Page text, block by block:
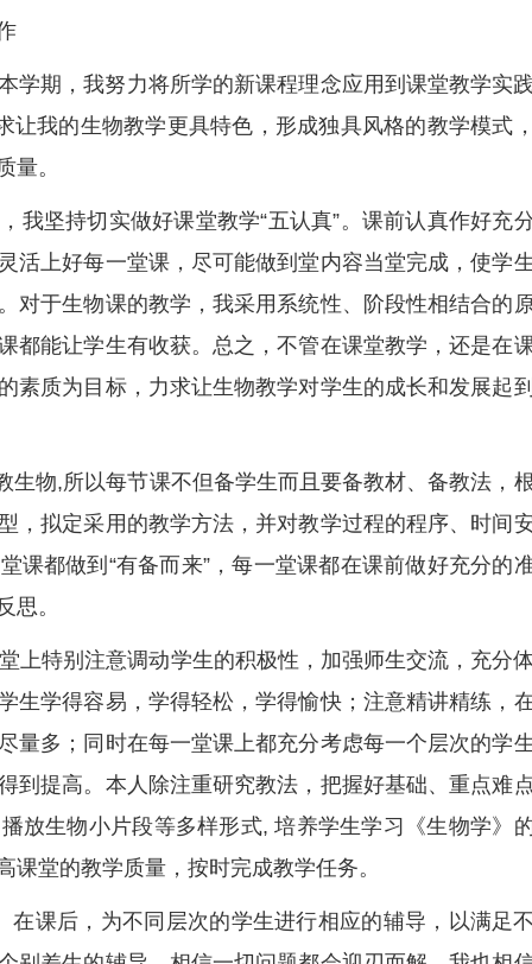
学期，我努力将所学的新课程理念应用到课堂教学实
让我的生物教学更具特色，形成独具风格的教学模式，
量。
我坚持切实做好课堂教学“五认真”。课前认真作好充
活上好每一堂课，尽可能做到堂内容当堂完成，使学生
对于生物课的教学，我采用系统性、阶段性相结合的
都能让学生有收获。总之，不管在课堂教学，还是在
素质为目标，力求让生物教学对学生的成长和发展起到
生物,所以每节课不但备学生而且要备教材、备教法，
，拟定采用的教学方法，并对教学过程的程序、时间
课都做到“有备而来”，每一堂课都在课前做好充分的
思。
上特别注意调动学生的积极性，加强师生交流，充分
生学得容易，学得轻松，学得愉快；注意精讲精练，
量多；同时在每一堂课上都充分考虑每一个层次的学生
到提高。本人除注重研究教法，把握好基础、重点难点
放生物小片段等多样形式, 培养学生学习《生物学》
堂的教学质量，按时完成教学任务。
课后，为不同层次的学生进行相应的辅导，以满足不